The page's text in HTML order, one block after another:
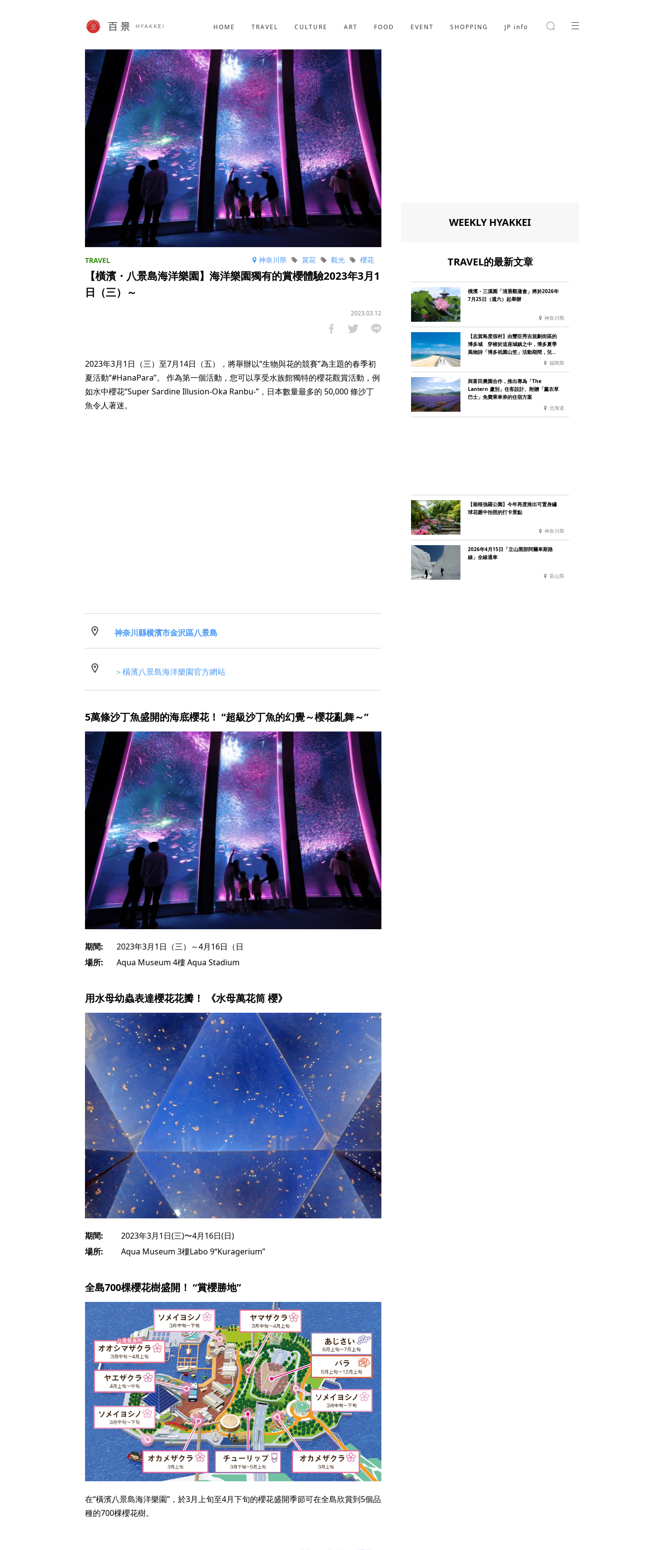
HOME TRAVEL CULTURE ART FOOD EVENT SHOPPING JP info
SHOPPING
JP info
神奈川県 櫻花
觀光
賞花
【橫濱・八景島海洋樂園】海洋樂園獨有的賞櫻體驗2023年3月1
日（三）～
2023.03.12
2023年3月1日（三）至7月14日（五），將舉辦以“生物與花的競賽”為主題的春季初
夏活動“#HanaPara”。 作為第一個活動，您可以享受水族館獨特的櫻花觀賞活動，例
如水中櫻花“Super Sardine Illusion-Oka Ranbu-”，日本數量最多的 50,000 條沙丁
魚令人著迷。
神奈川縣横濱市金沢區八景島
＞橫濱八景島海洋樂園官方網站
5萬條沙丁魚盛開的海底櫻花！ “超級沙丁魚的幻覺～櫻花亂舞～”
期間:
2023年3月1日（三）～4月16日（日
場所:
Aqua Museum 4樓 Aqua Stadium
用水母幼蟲表達櫻花花瓣！ 《水母萬花筒 櫻》
期間:
2023年3月1日(三)〜4月16日(日)
場所:
Aqua Museum 3樓Labo 9“Kuragerium”
全島700棵櫻花樹盛開！ “賞櫻勝地”
在“橫濱八景島海洋樂園”，於3月上旬至4月下旬的櫻花盛開季節可在全島欣賞到5個品
種的700棵櫻花樹。
WEEKLY HYAKKEI
TRAVEL的最新文章
橫濱・三溪園「清晨觀蓮會」將於2026年
7月25日（週六）起舉辦
神奈川県
【志賀島度假村】由豐臣秀吉規劃街區的
博多城 穿梭於這座城鎮之中，博多夏季
風物詩「博多祇園山笠」活動期間，兒童
福岡県
與富田農園合作，推出專為「The
Lantern 蘆別」住客設計、附贈「薰衣草
巴士」免費乘車券的住宿方案
北海道
【箱根強羅公園】今年再度推出可置身繡
球花叢中拍照的打卡景點
神奈川県
2026年4月15日「立山黑部阿爾卑斯路
線」全線通車
富山県